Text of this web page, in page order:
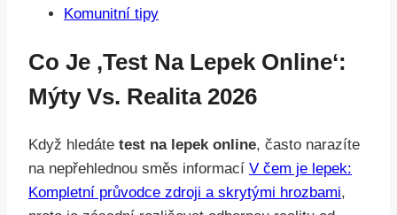
Komunitní tipy
Co Je ‚test Na Lepek Online‘:
Mýty Vs. Realita 2026
Když hledáte test na lepek online, často narazíte
na nepřehlednou směs informací V čem je lepek:
Kompletní průvodce zdroji a skrytými hrozbami,